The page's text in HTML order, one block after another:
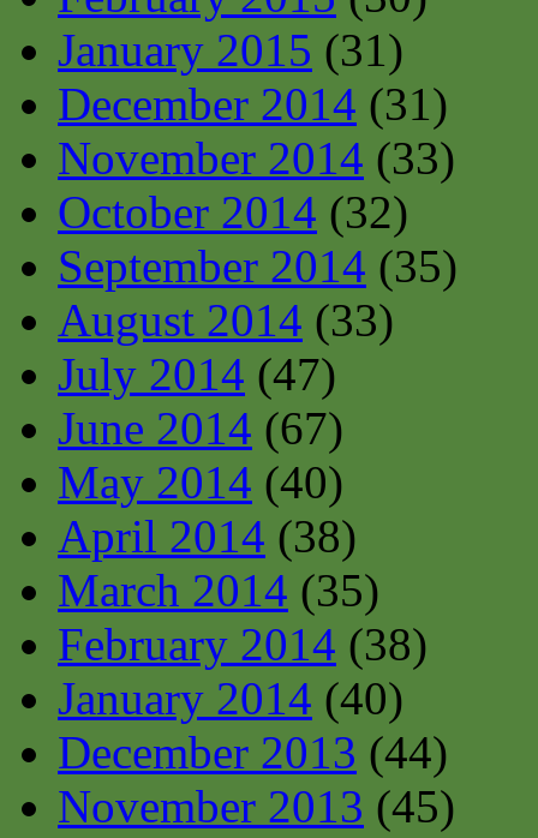
January 2015 (31)
December 2014 (31)
November 2014 (33)
October 2014 (32)
September 2014 (35)
August 2014 (33)
July 2014 (47)
June 2014 (67)
May 2014 (40)
April 2014 (38)
March 2014 (35)
February 2014 (38)
January 2014 (40)
December 2013 (44)
November 2013 (45)